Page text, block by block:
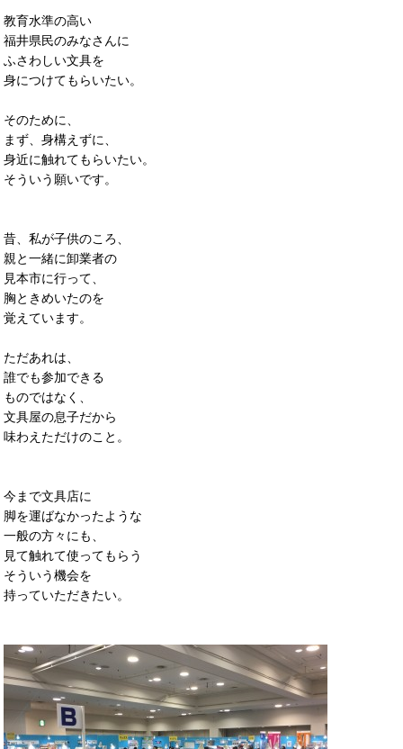
教育水準の高い
福井県民のみなさんに
ふさわしい文具を
身につけてもらいたい。
そのために、
まず、身構えずに、
身近に触れてもらいたい。
そういう願いです。
昔、私が子供のころ、
親と一緒に卸業者の
見本市に行って、
胸ときめいたのを
覚えています。
ただあれは、
誰でも参加できる
ものではなく、
文具屋の息子だから
味わえただけのこと。
今まで文具店に
脚を運ばなかったような
一般の方々にも、
見て触れて使ってもらう
そういう機会を
持っていただきたい。